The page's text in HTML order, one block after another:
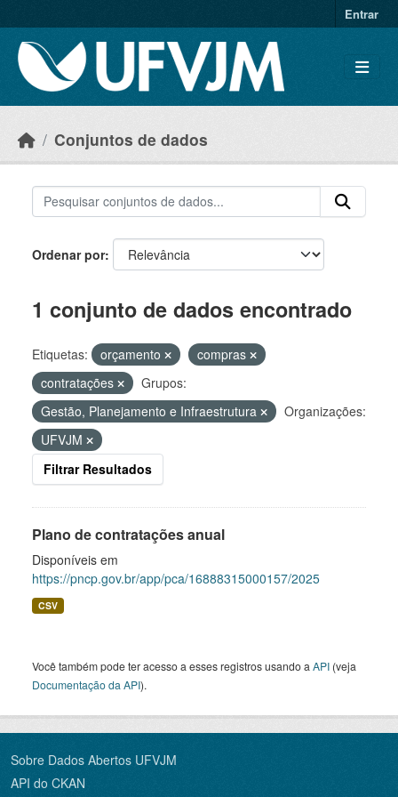
Entrar
Conjuntos de dados
Ordenar por
1 conjunto de dados encontrado
Etiquetas: orçamento
compras
contratações
Grupos:
Gestão, Planejamento e Infraestrutura
Organizações:
UFVJM
Filtrar Resultados
Plano de contratações anual
Disponíveis em
https://pncp.gov.br/app/pca/16888315000157/2025
CSV
Você também pode ter acesso a esses registros usando a API (veja
Documentação da API).
Sobre Dados Abertos UFVJM
API do CKAN